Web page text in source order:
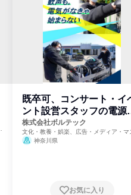
既卒可、コンサート・イ
ント設営スタッフの電源
門
株式会社ボルテック
文化・教養・娯楽、広告・メディア・マ
ミ、電力・ガス・水道・エネルギー
神奈川県
お気に入り